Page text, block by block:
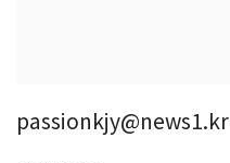
passionkjy@news1.kr